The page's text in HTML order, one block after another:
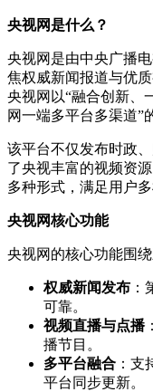
央视网是什么？
央视网是由中央广播
焦权威新闻报道与优
央视网以“融合创新、
网一端多平台多渠道”
该平台不仅发布时政
了央视丰富的视频资
多种形式，满足用户
央视网核心功能
央视网的核心功能围
权威新闻发布
可靠。
视频直播与点播
播节目。
多平台融合 ：
平台同步更新。